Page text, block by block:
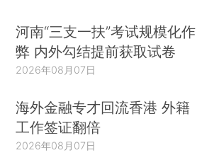
河南“三支一扶”考试规模化作
弊 内外勾结提前获取试卷
2026年08月07日
海外金融专才回流香港 外籍
工作签证翻倍
2026年08月07日